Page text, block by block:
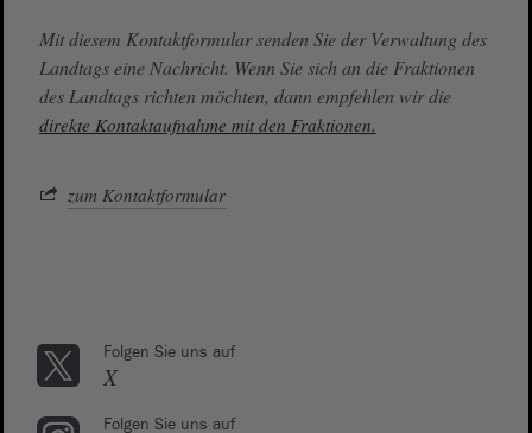
Mit diesem Kontaktformular senden Sie der Verwaltung des
Landtags eine Nachricht. Wenn Sie sich an die Fraktionen
des Landtags richten möchten, dann empfehlen wir die
direkte Kontaktaufnahme mit den Fraktionen.
zum Kontaktformular
Folgen Sie uns auf
X
Folgen Sie uns auf